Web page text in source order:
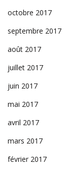
octobre 2017
septembre 2017
août 2017
juillet 2017
juin 2017
mai 2017
avril 2017
mars 2017
février 2017